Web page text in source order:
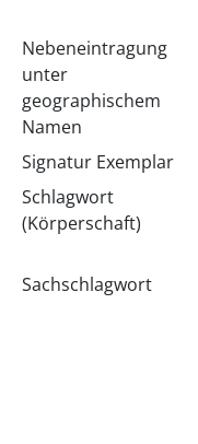
Nebeneintragung
unter
geographischem
Namen
Signatur Exemplar
Schlagwort
(Körperschaft)
Sachschlagwort